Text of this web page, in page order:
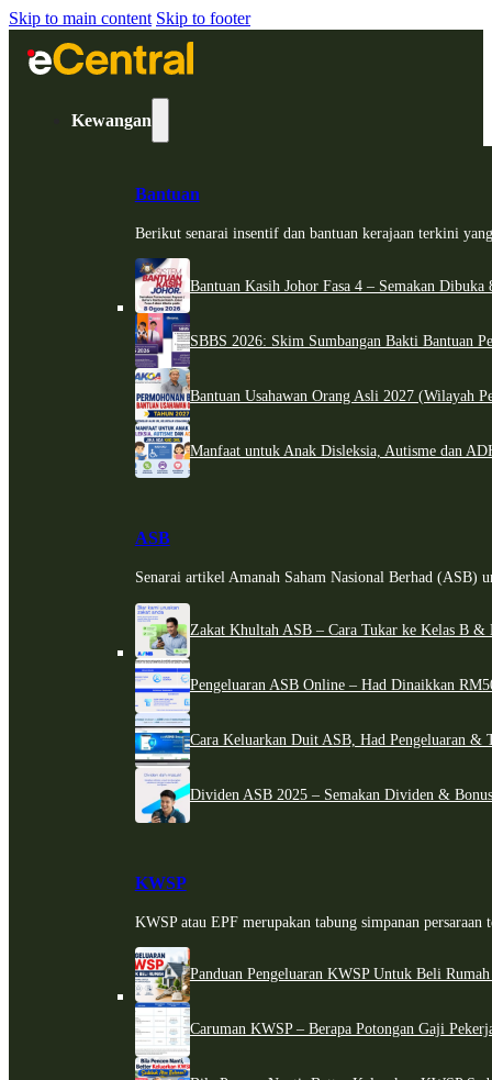
Skip to main content Skip to footer
Kewangan
Bantuan
Berikut senarai insentif dan bantuan kerajaan terkini
Bantuan Kasih Johor Fasa 4 – Semakan
SBBS 2026: Skim Sumbangan Bakti Bantuan
Bantuan Usahawan Orang Asli 2027 (Wilayah
Manfaat untuk Anak Disleksia, Autisme dan
ASB
Senarai artikel Amanah Saham Nasional Berhad (ASB)
Zakat Khultah ASB – Cara Tukar ke Kelas B &
Pengeluaran ASB Online – Had Dinaikkan
Cara Keluarkan Duit ASB, Had Pengeluaran &
Dividen ASB 2025 – Semakan Dividen &
KWSP
KWSP atau EPF merupakan tabung simpanan persaraan
Panduan Pengeluaran KWSP Untuk Beli
Caruman KWSP – Berapa Potongan Gaji